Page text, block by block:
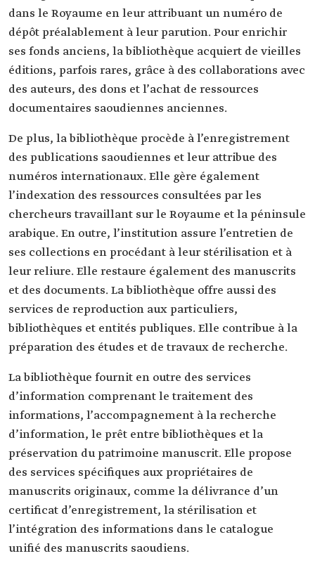
dans le Royaume en leur attribuant un numéro de
dépôt préalablement à leur parution. Pour enrichir
ses fonds anciens, la bibliothèque acquiert de vieilles
éditions, parfois rares, grâce à des collaborations avec
des auteurs, des dons et l’achat de ressources
documentaires saoudiennes anciennes.
De plus, la bibliothèque procède à l’enregistrement
des publications saoudiennes et leur attribue des
numéros internationaux. Elle gère également
l’indexation des ressources consultées par les
chercheurs travaillant sur le Royaume et la péninsule
arabique. En outre, l’institution assure l’entretien de
ses collections en procédant à leur stérilisation et à
leur reliure. Elle restaure également des manuscrits
et des documents. La bibliothèque offre aussi des
services de reproduction aux particuliers,
bibliothèques et entités publiques. Elle contribue à la
préparation des études et de travaux de recherche.
La bibliothèque fournit en outre des services
d’information comprenant le traitement des
informations, l’accompagnement à la recherche
d’information, le prêt entre bibliothèques et la
préservation du patrimoine manuscrit. Elle propose
des services spécifiques aux propriétaires de
manuscrits originaux, comme la délivrance d’un
certificat d’enregistrement, la stérilisation et
l’intégration des informations dans le catalogue
unifié des manuscrits saoudiens.